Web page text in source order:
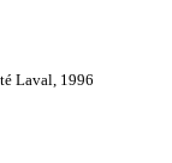
Laval, 1996